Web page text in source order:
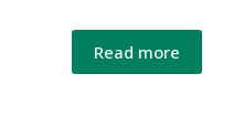
Read more